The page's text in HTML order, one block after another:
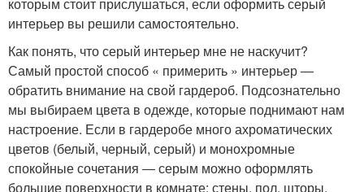
интерьер вы решили самостоятельно.
Как понять, что серый интерьер мне не наскучит?
Самый простой способ « примерить » интерьер ―
обратить внимание на свой гардероб. Подсознательно
мы выбираем цвета в одежде, которые поднимают нам
настроение. Если в гардеробе много ахроматических
цветов (белый, черный, серый) и монохромные
спокойные сочетания ― серым можно оформлять
большие поверхности в комнате: стены, пол, шторы.